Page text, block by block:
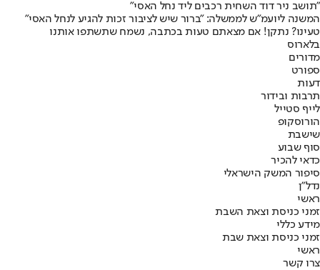
"תושב ניר דוד השחית רכבים ליד נחל האסי"
המשנה ליועמ"ש לממשלה: "ברור שיש לציבור זכות להגיע לנחל האסי"
טעינו? נתקן! אם מצאתם טעות בכתבה, נשמח שתשתפו אותנו
בלארוס
מדורים
ספורט
דעות
תרבות ובידור
לייף סטייל
הורוסקופ
שישבת
סוף שבוע
כדאי להכיר
סיפור המשק הישראלי
נדל"ן
ראשי
זמני כניסת וצאת השבת
מידע כללי
זמני כניסת וצאת שבת
ראשי
צרו קשר